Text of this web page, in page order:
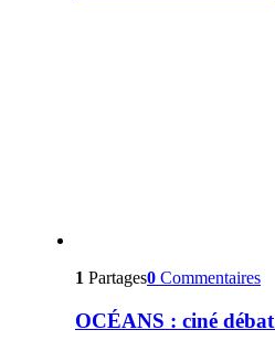
1 Partages0 Commentaires
OCÉANS : ciné débat